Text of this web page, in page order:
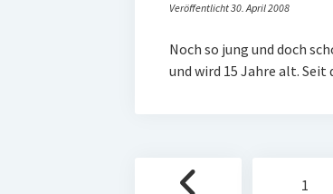
Veröffentlicht 30. April 2008
Noch so jung und doch
und wird 15 Jahre alt.
Seitennummerierung
1